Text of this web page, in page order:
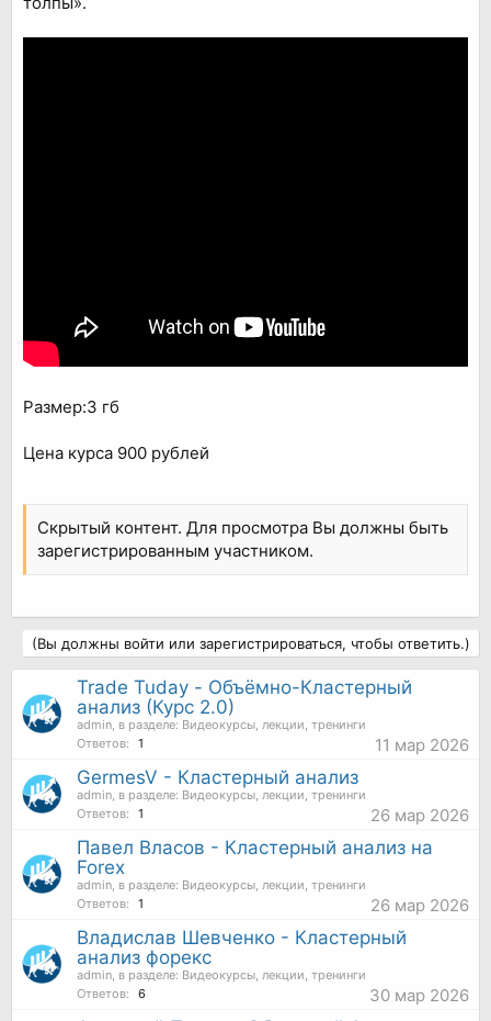
Размер:3 гб
Цена курса 900 рублей
Скрытый контент. Для просмотра Вы должны быть
зарегистрированным участником.
(Вы должны войти или зарегистрироваться, чтобы ответить.)
Trade Tuday - Объёмно-Кластерный
анализ (Курс 2.0)
admin , в разделе: Видеокурсы, лекции, тренинги
Ответов:
1 11 мар 2026
GermesV - Кластерный анализ
admin , в разделе: Видеокурсы, лекции, тренинги
Ответов:
1 26 мар 2026
Павел Власов - Кластерный анализ на
Forex
admin , в разделе: Видеокурсы, лекции, тренинги
Ответов:
1 26 мар 2026
Владислав Шевченко - Кластерный
анализ форекс
admin , в разделе: Видеокурсы, лекции, тренинги
Ответов:
6 30 мар 2026